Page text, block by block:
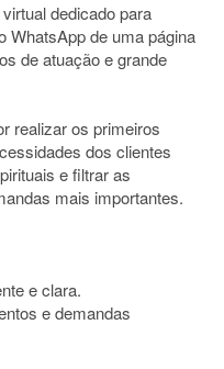
dedicado para
WhatsApp de uma página
de atuação e grande
realizar os primeiros
dos clientes
e filtrar as
mais importantes.
e clara.
e demandas